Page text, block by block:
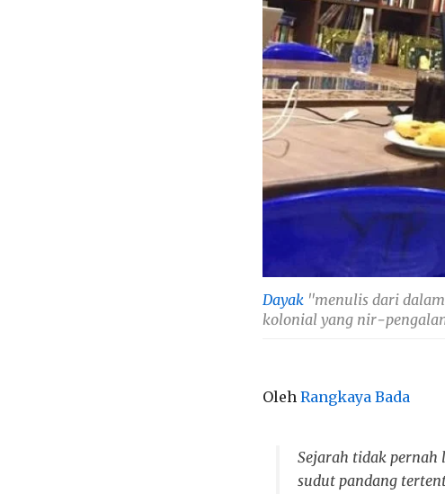
Dayak "menulis dari
kolonial yang nir-
Oleh Rangkaya Bada
Sejarah tidak
sudut pandang